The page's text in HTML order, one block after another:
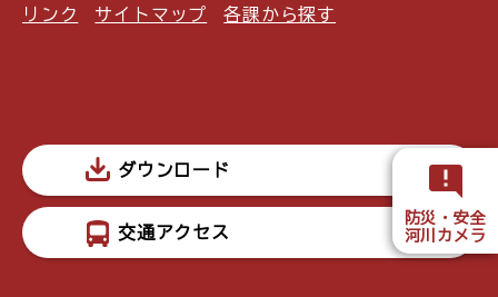
防災・安全
河川カメラ
リンク サイトマップ 各課から探す
ダウンロード
交通アクセス